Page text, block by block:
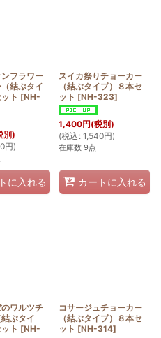
フラワー
結ぶタイ
ト [NH-
別)
円)
に入れる
スイカ祭りチョーカー
（結ぶタイプ）８本セ
ット [NH-323]
1,400円(税別)
(税込 : 1,540円)
在庫数 9点
カートに入れる
ワルツチ
ぶタイ
ト [NH-
コサージュチョーカー
（結ぶタイプ）８本セ
ット [NH-314]